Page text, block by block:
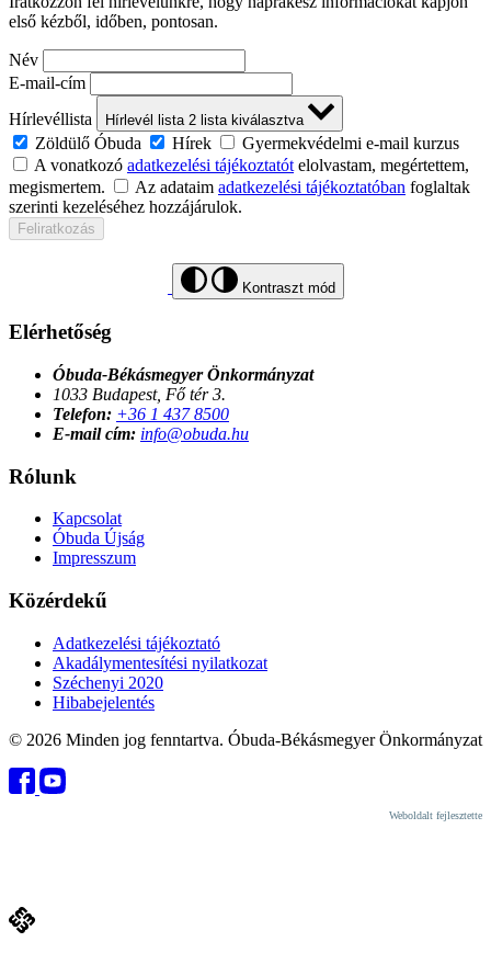
első kézből, időben, pontosan.
Név
E-mail-cím
Hírlevéllista
Hírlevél lista 2 lista kiválasztva
Zöldülő Óbuda Hírek
Gyermekvédelmi e-mail kurzus
A vonatkozó adatkezelési tájékoztatótelolvastam, megértettem,
megismertem.
Az adataim adatkezelési tájékoztatóban foglaltak
szerinti kezeléséhez hozzájárulok.
Feliratkozás
Kontraszt mód
Elérhetőség
Óbuda-Békásmegyer Önkormányzat
1033 Budapest, Fő tér 3.
Telefon: +36 1 437 8500
E-mail cím: info@obuda.hu
Rólunk
Kapcsolat
Óbuda Újság
Impresszum
Közérdekű
Adatkezelési tájékoztató
Akadálymentesítési nyilatkozat
Széchenyi 2020
Hibabejelentés
© 2026 Minden jog fenntartva. Óbuda-Békásmegyer Önkormányzat
Weboldalt fejlesztette